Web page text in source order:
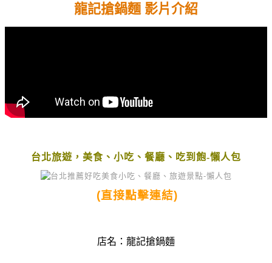
龍記搶鍋麵 影片介紹
台北旅遊，美食、小吃、餐廳、吃到飽-懶人包
(直接點擊連結)
店名：龍記搶鍋麵